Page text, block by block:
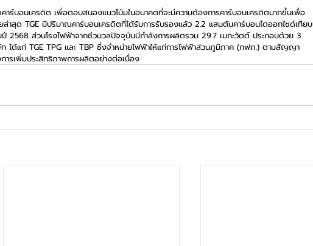
ร์บอนเครดิต เพื่อตอบสนองแนวโน้มในอนาคตที่จะมีความต้องการคาร์บอนเครดิตมากขึ้นเพื่อ
ล่าสุด TGE มีปริมาณคาร์บอนเครดิตที่ได้รับการรับรองแล้ว 2.2 แสนตันคาร์บอนไดออกไซด์เทียบ
นปี 2568 ส่วนโรงไฟฟ้าจากชีวมวลปัจจุบันมีกำลังการผลิตรวม 29.7 เมกะวัตต์ ประกอบด้วย 3
ได้แก่ TGE TPG และ TBP ซึ่งจำหน่ายไฟฟ้าให้แก่การไฟฟ้าส่วนภูมิภาค (กฟภ.) ตามสัญญา
ารเพิ่มประสิทธิภาพการผลิตอย่างต่อเนื่อง